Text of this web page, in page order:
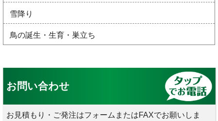
雪降り
鳥の誕生・生育・巣立ち
お問い合わせ
お見積もり・ご発注はフォームまたはFAXでお願いしま